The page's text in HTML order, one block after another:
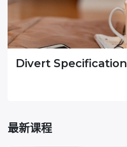
Divert
最新课程